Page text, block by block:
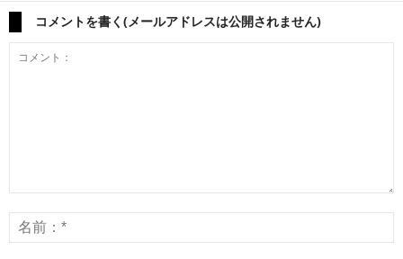
コメントを書く(メールアドレスは公開されません)